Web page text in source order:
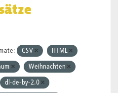
CSV HTML
Weihnachten
dl-de-by-2.0